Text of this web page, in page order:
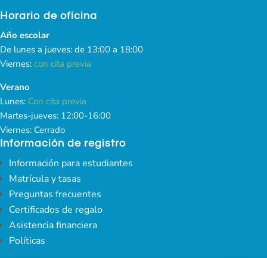
Horario de oficina
Año escolar
De lunes a jueves: de 13:00 a 18:00
Viernes: con cita previa
Verano
Lunes: Con cita previa
Martes-jueves: 12:00-16:00
Viernes: Cerrado
Información de registro
Información para estudiantes
Matrícula y tasas
Preguntas frecuentes
Certificados de regalo
Asistencia financiera
Políticas